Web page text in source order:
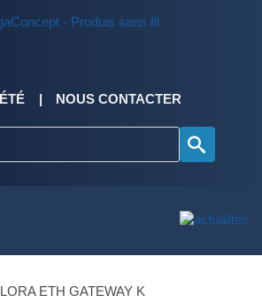
NOUS CONTACTER